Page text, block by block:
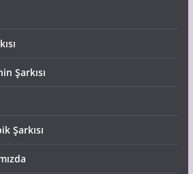
Şarkısı
Şarkısı